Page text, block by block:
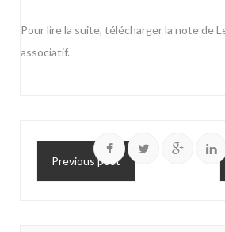
Pour lire la suite, télécharger la note de
associatif.
Previous post